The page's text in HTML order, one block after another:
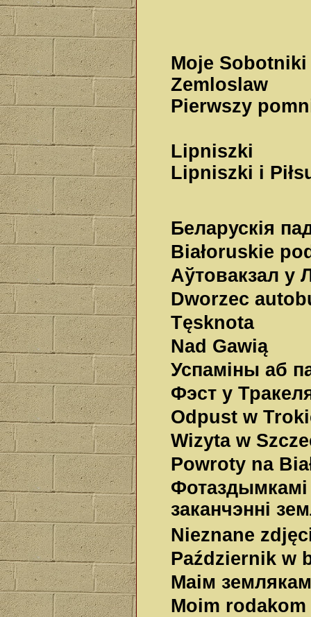
Moje Sobotniki
Zemloslaw
Pierwszy
Lipniszki
Lipniszki i
Беларускія
Białoruskie
Аўтовакзал у
Dworzec
Tęsknota
Nad Gawią
Успамiны аб
Фэст у
Odpust w
Wizyta w
Powroty na
Фотаздымкамi
заканчэнні
Nieznane
Październik w
Маім землякам
Moim rodakom